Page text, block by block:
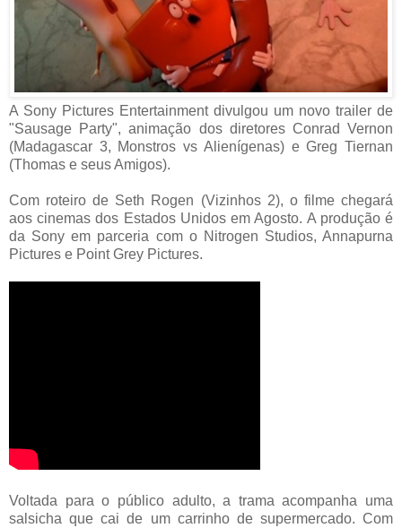
A Sony Pictures Entertainment divulgou um novo trailer de
"Sausage Party", animação dos diretores Conrad Vernon
(Madagascar 3, Monstros vs Alienígenas) e Greg Tiernan
(Thomas e seus Amigos).
Com roteiro de Seth Rogen (Vizinhos 2), o filme chegará
aos cinemas dos Estados Unidos em Agosto. A produção é
da Sony em parceria com o Nitrogen Studios, Annapurna
Pictures e Point Grey Pictures.
Voltada para o público adulto, a trama acompanha uma
salsicha que cai de um carrinho de supermercado. Com